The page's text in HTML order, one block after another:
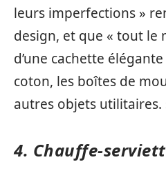
leurs imperfections »
design, et que « tout le
d’une cachette
coton, les boîtes de
autres objets utilitaires.
4. Chauffe-